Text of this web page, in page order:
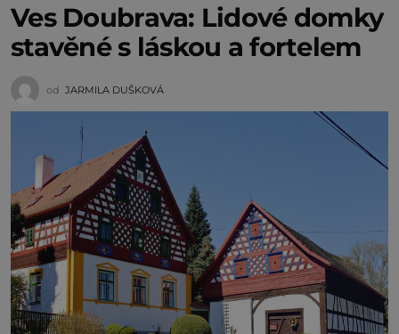
Ves Doubrava: Lidové domky
stavěné s láskou a fortelem
od JARMILA DUŠKOVÁ